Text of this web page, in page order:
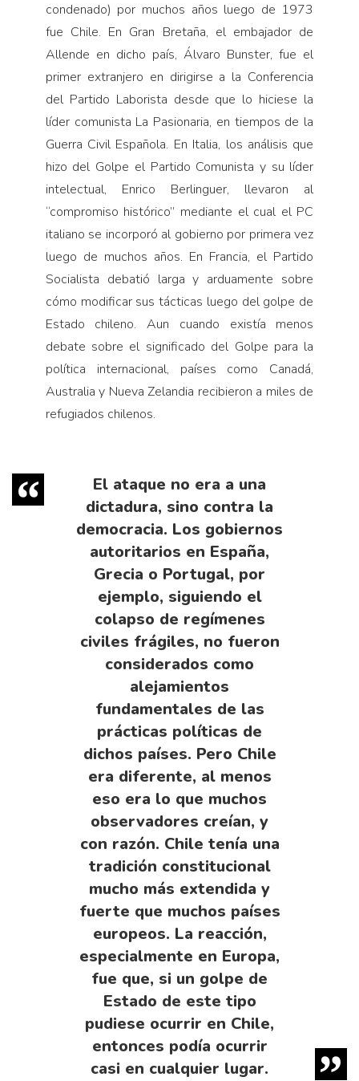
condenado) por muchos años luego de 1973
fue Chile. En Gran Bretaña, el embajador de
Allende en dicho país, Álvaro Bunster, fue el
primer extranjero en dirigirse a la Conferencia
del Partido Laborista desde que lo hiciese la
líder comunista La Pasionaria, en tiempos de la
Guerra Civil Española. En Italia, los análisis que
hizo del Golpe el Partido Comunista y su líder
intelectual, Enrico Berlinguer, llevaron al
“compromiso histórico” mediante el cual el PC
italiano se incorporó al gobierno por primera vez
luego de muchos años. En Francia, el Partido
Socialista debatió larga y arduamente sobre
cómo modificar sus tácticas luego del golpe de
Estado chileno. Aun cuando existía menos
debate sobre el significado del Golpe para la
política internacional, países como Canadá,
Australia y Nueva Zelandia recibieron a miles de
refugiados chilenos.
El ataque no era a una
dictadura, sino contra la
democracia. Los gobiernos
autoritarios en España,
Grecia o Portugal, por
ejemplo, siguiendo el
colapso de regímenes
civiles frágiles, no fueron
considerados como
alejamientos
fundamentales de las
prácticas políticas de
dichos países. Pero Chile
era diferente, al menos
eso era lo que muchos
observadores creían, y
con razón. Chile tenía una
tradición constitucional
mucho más extendida y
fuerte que muchos países
europeos. La reacción,
especialmente en Europa,
fue que, si un golpe de
Estado de este tipo
pudiese ocurrir en Chile,
entonces podía ocurrir
casi en cualquier lugar.